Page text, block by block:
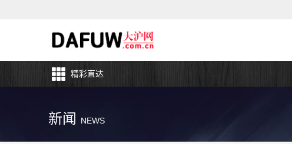
精彩直达
新闻 NEWS